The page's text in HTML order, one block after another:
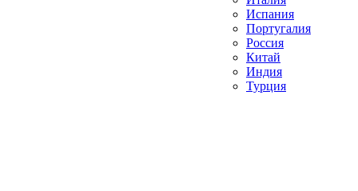
Испания
Португалия
Россия
Китай
Индия
Турция